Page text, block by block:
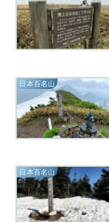
日本百名山
日本百名山